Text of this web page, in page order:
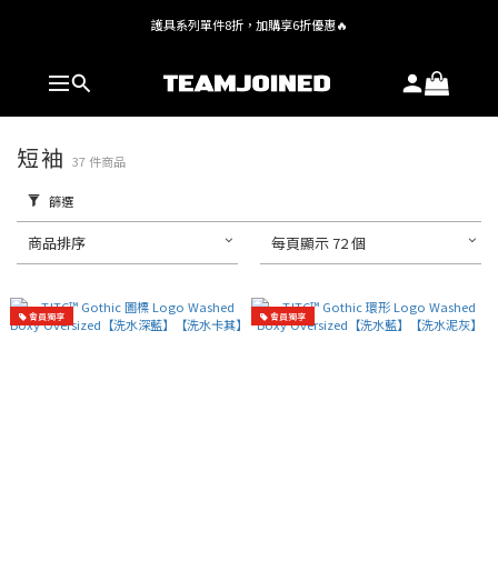
全館 $1,380 即享免運
護具系列單件8折，加購享6折優惠🔥
全館 $1,380 即享免運
短袖 37 件商品
篩選
商品排序 每頁顯示 72 個
會員獨享 會員獨享